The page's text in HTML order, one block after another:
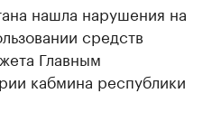
нашла нарушения на
средств
Главным
кабмина республики